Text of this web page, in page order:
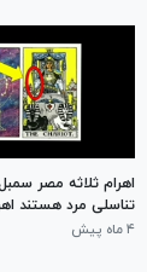
اهرام ثلاثه مصر
تناسلی مرد هستند
مصر با الگوبرداری از
۴ ماه پیش